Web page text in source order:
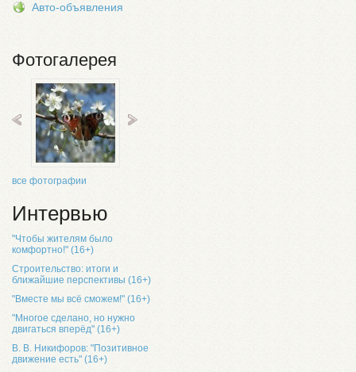
Авто-объявления
Фотогалерея
все фотографии
Интервью
"Чтобы жителям было
комфортно!" (16+)
Строительство: итоги и
ближайшие перспективы (16+)
"Вместе мы всё сможем!" (16+)
"Многое сделано, но нужно
двигаться вперёд" (16+)
В. В. Никифоров: "Позитивное
движение есть" (16+)